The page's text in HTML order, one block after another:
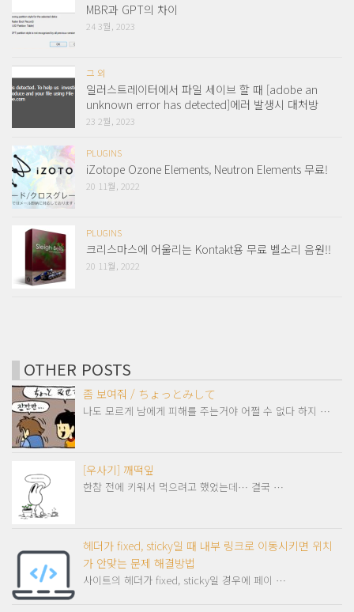
MBR과 GPT의 차이
24 3월, 2023
그 외
일러스트레이터에서 파일 세이브 할 때 [adobe an
unknown error has detected]에러 발생시 대처방
23 2월, 2023
PLUGINS
iZotope Ozone Elements, Neutron Elements 무료!
20 11월, 2022
PLUGINS
크리스마스에 어울리는 Kontakt용 무료 벨소리 음원!!
20 11월, 2022
OTHER POSTS
좀 보여줘 / ちょっとみして
나도 모르게 남에게 피해를 주는거야 어쩔 수 없다 하지 …
[우사기] 깨떡잎
한참 전에 키워서 먹으려고 했었는데… 결국 …
헤더가 fixed, sticky일 때 내부 링크로 이동시키면 위치
가 안맞는 문제 해결방법
사이트의 헤더가 fixed, sticky일 경우에 페이 …